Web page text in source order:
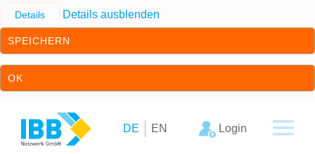
Details Details ausblenden
SPEICHERN
OK
DE EN Login